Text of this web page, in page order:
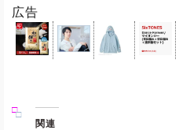
広告
関連